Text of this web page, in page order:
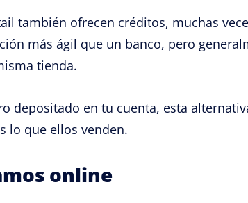
también ofrecen créditos, muchas
más ágil que un banco, pero
tienda.
depositado en tu cuenta, esta
lo que ellos venden.
online